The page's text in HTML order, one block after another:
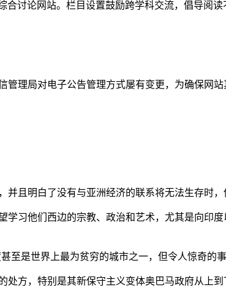
合讨论网站。栏目设置鼓励跨学科交流，倡导阅
管理局对电子公告管理方式屡有变更，为确保网
并且明白了没有与亚洲经济的联系将无法生存时，
学习他们西边的宗教、政治和艺术，尤其是向印
至是世界上最为贫穷的城市之一，但令人惊奇的
处方，特别是其新保守主义变体奥巴马政府从上